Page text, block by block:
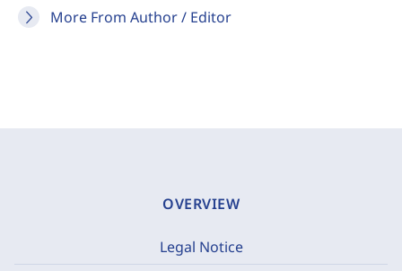
More From Author / Editor
OVERVIEW
Legal Notice